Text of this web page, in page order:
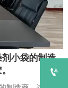
小袋的制造
